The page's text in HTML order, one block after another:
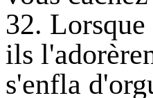
32.
ils
s'enfla